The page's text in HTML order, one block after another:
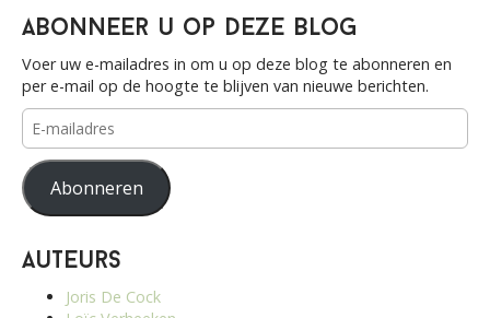
Abonneer u op deze blog
Voer uw e-mailadres in om u op deze blog te abonneren en
per e-mail op de hoogte te blijven van nieuwe berichten.
E-
mailadres
Abonneren
Auteurs
Joris De Cock